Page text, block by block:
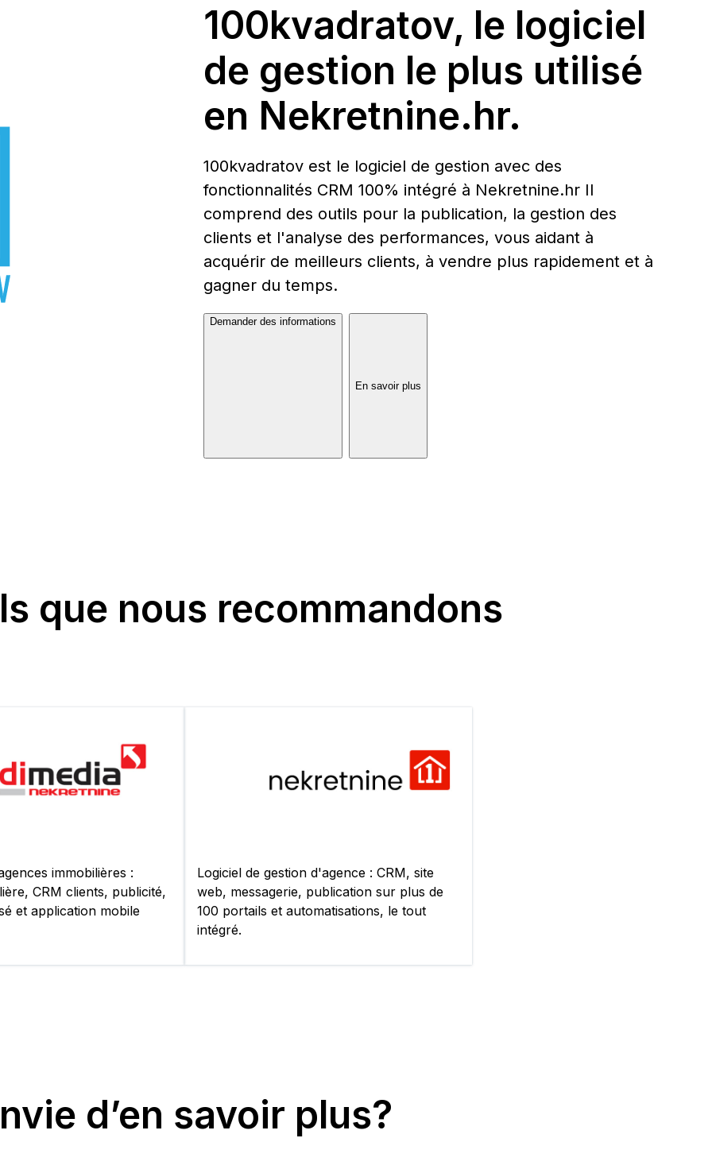
100kvadratov, le logiciel
de gestion le plus utilisé
en Nekretnine.hr.
100kvadratov est le logiciel de gestion avec des
fonctionnalités CRM 100% intégré à Nekretnine.hr Il
comprend des outils pour la publication, la gestion des
clients et l'analyse des performances, vous aidant à
acquérir de meilleurs clients, à vendre plus rapidement et à
gagner du temps.
Demander des informations
En savoir plus
que nous recommandons
immobilières :
CRM clients, publicité,
et application mobile
Logiciel de gestion d'agence : CRM, site
web, messagerie, publication sur plus de
100 portails et automatisations, le tout
intégré.
d’en savoir plus?